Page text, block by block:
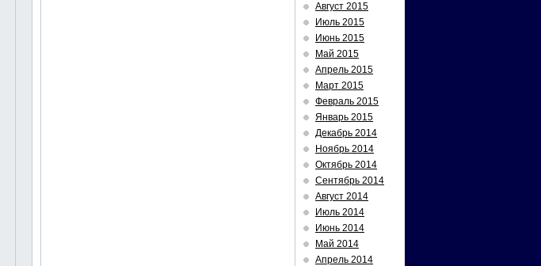
Август 2015
Июль 2015
Июнь 2015
Май 2015
Апрель 2015
Март 2015
Февраль 2015
Январь 2015
Декабрь 2014
Ноябрь 2014
Октябрь 2014
Сентябрь 2014
Август 2014
Июль 2014
Июнь 2014
Май 2014
Апрель 2014